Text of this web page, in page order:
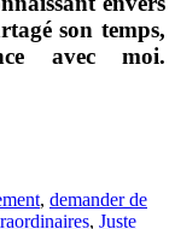
son temps,
avec moi.
, demander de
, Juste